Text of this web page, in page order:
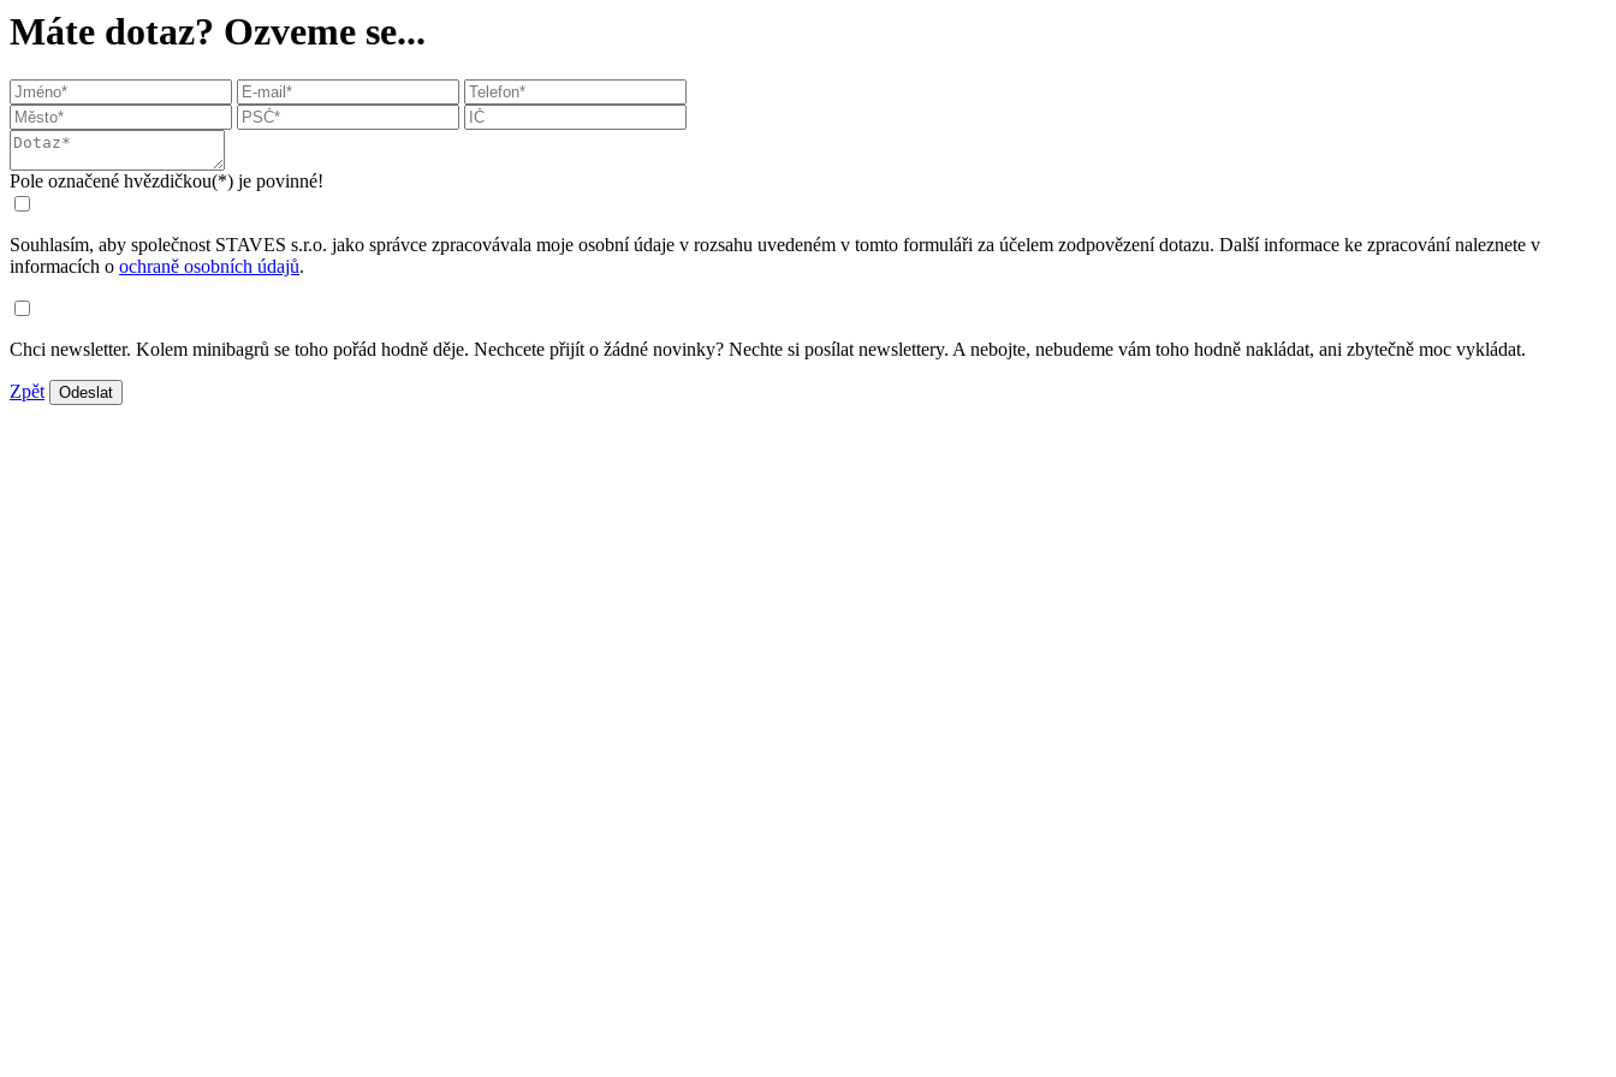
Máte dotaz? Ozveme se...
Pole označené hvězdičkou(*) je povinné!
Souhlasím, aby společnost STAVES s.r.o. jako správce zpracovávala moje osobní údaje v rozsahu uvedeném v tomto formuláři za účelem zodpovězení dotazu. Další informace ke zpracování naleznete v
informacích o ochraně osobních údajů.
Chci newsletter. Kolem minibagrů se toho pořád hodně děje. Nechcete přijít o žádné novinky? Nechte si posílat newslettery. A nebojte, nebudeme vám toho hodně nakládat, ani zbytečně moc vykládat.
Zpět Odeslat